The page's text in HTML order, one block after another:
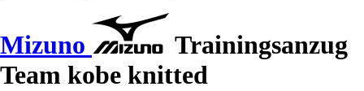
Mizuno
Trainingsanzug
Team kobe knitted